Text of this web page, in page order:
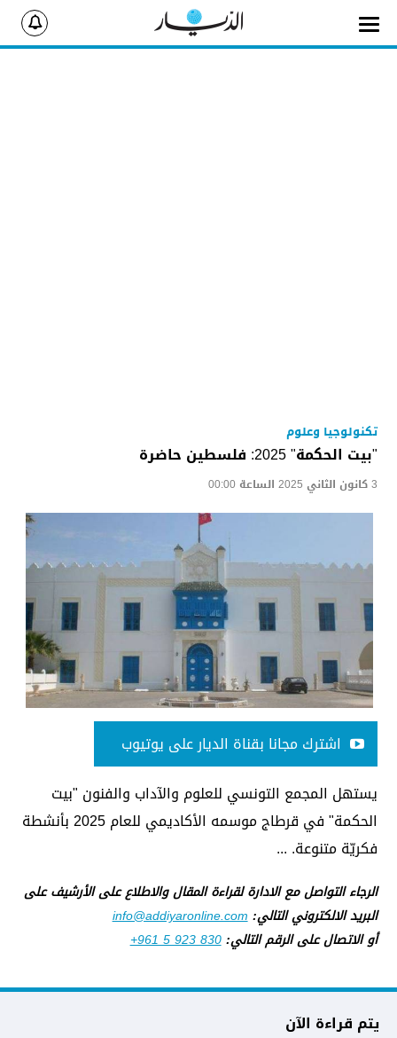
تكنولوجيا وعلوم
"بيت الحكمة" 2025: فلسطين حاضرة
3 كانون الثاني 2025 الساعة 00:00
اشترك مجانا بقناة الديار على يوتيوب
يستهل المجمع التونسي للعلوم والآداب والفنون "بيت
الحكمة" في قرطاج موسمه الأكاديمي للعام 2025 بأنشطة
فكريّة متنوعة. ...
الرجاء التواصل مع الادارة لقراءة المقال والاطلاع على الأرشيف على
البريد الالكتروني التالي:info@addiyaronline.com
أو الاتصال على الرقم التالي:+961 5 923 830
يتم قراءة الآن